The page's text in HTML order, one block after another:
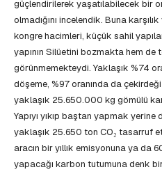
güçlendirilerek yaşatılabilecek bir
olmadığını incelendik. Buna
kongre hacimleri, küçük sahil
yapının Silüetini bozmakta hem
görünmemekteydi. Yaklaşık %74
döşeme, %97 oranında da
yaklaşık 25.650.000 kg gömülü
Yapıyı yıkıp baştan yapmak
yaklaşık 25.650 ton CO₂ tasarruf
aracın bir yıllık emisyonuna ya da
yapacağı karbon tutumuna denk